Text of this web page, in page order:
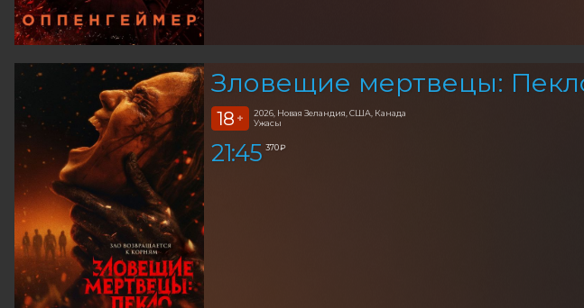
Зловещие мертвецы:
18 +
2026, Новая Зеландия, США, Канада
Ужасы
21:45 370 ₽